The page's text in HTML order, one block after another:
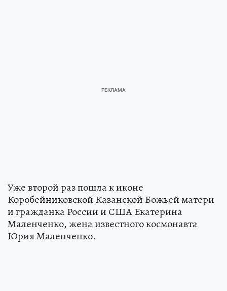
Уже второй раз пошла к иконе
Коробейниковской Казанской Божьей матери
и гражданка России и США Екатерина
Маленченко, жена известного космонавта
Юрия Маленченко.